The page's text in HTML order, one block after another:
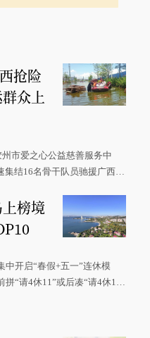
抢险
众上
市爱之心公益慈善服务中
集结16名骨干队员驰援广西灾
榜境
中开启“春假+五一”连休模
“请4休11”或后凑“请4休1